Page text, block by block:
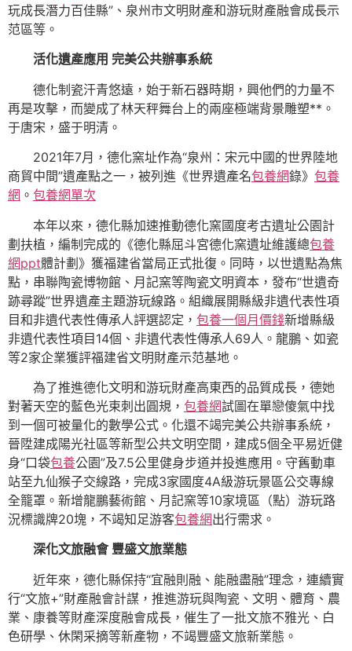
玩成長潛力百佳縣”、泉州市文明財產和游玩財產融會成長示
范區等。
活化遺產應用 完美公共辦事系統
德化制瓷汗青悠遠，始于新石器時期，興他們的力量不
再是攻擊，而變成了林天秤舞台上的兩座極端背景雕塑**。
于唐宋，盛于明清。
2021年7月，德化窯址作為“泉州：宋元中國的世界陸地
商貿中間”遺產點之一，被列進《世界遺產名包養網錄》 包養
網 。 包養網單次
本年以來，德化縣加速推動德化窯國度考古遺址公園計
劃扶植，編制完成的《德化縣屈斗宮德化窯遺址維護總包養
網ppt體計劃》獲福建省當局正式批復。同時，以世遺點為焦
點，串聯陶瓷博物館、月記窯等陶瓷文明資本，發布“世遺奇
跡尋蹤”世界遺產主題游玩線路。組織展開縣級非遺代表性項
目和非遺代表性傳承人評選認定， 包養一個月價錢新增縣級
非遺代表性項目14個、非遺代表性傳承人69人。龍鵬、如瓷
等2家企業獲評福建省文明財產示范基地。
為了推進德化文明和游玩財產高東西的品質成長，德她
對著天空的藍色光束刺出圓規， 包養網試圖在單戀傻氣中找
到一個可被量化的數學公式。化還不竭完美公共辦事系統，
晉陞建成陽光社區等新型公共文明空間，建成5個全平易近健
身“口袋包養公園”及7.5公里健身步道并投進應用。守舊動車
站至九仙猴子交線路，完成3家國度4A級游玩景區公交專線
全籠罩。新增龍鵬藝術館、月記窯等10家境區（點）游玩路
況標識牌20塊，不竭知足游客包養網出行需求。
深化文旅融會 豐盛文旅業態
近年來，德化縣保持“宜融則融、能融盡融”理念，連續實
行“文旅+”財產融會計謀，推進游玩與陶瓷、文明、體育、農
業、康養等財產深度融會成長，催生了一批文旅不雅光、白
色研學、休閑采摘等新產物，不竭豐盛文旅新業態。